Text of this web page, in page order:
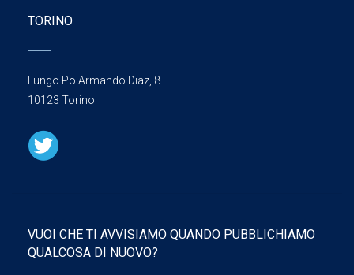
TORINO
Lungo Po Armando Diaz, 8
10123 Torino
VUOI CHE TI AVVISIAMO QUANDO PUBBLICHIAMO
QUALCOSA DI NUOVO?